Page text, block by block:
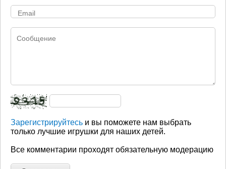
Зарегистрируйтесь и вы поможете нам выбрать
только лучшие игрушки для наших детей.
Все комментарии проходят обязательную модерацию